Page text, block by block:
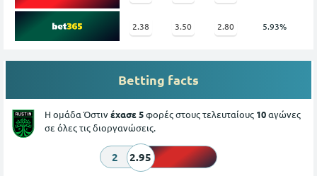
2.38 3.50 2.80 5.93%
Betting facts
Η ομάδα Όστινέχασε 5φορές στους τελευταίους 10αγώνες
σε όλες τις διοργανώσεις.
2 2.95